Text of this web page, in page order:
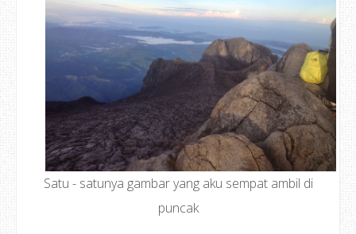
Satu - satunya gambar yang aku sempat ambil di
puncak